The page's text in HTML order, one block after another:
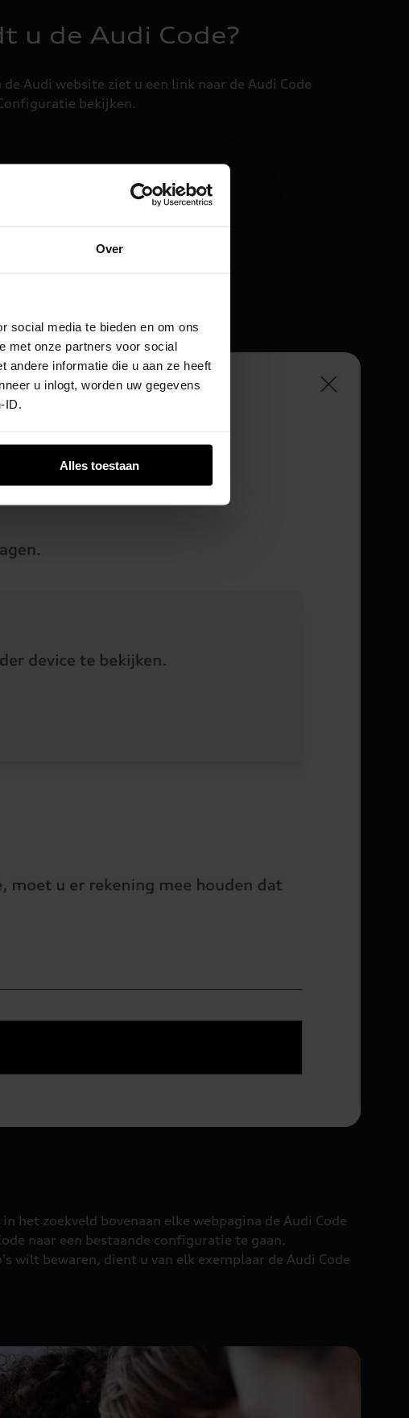
Over
social media te bieden en om ons
met onze partners voor social
andere informatie die u aan ze heeft
u inlogt, worden uw gegevens
ID.
Alles toestaan
u de Audi Code?
Audi website ziet u een link naar de Audi Code
bekijken.
het zoekveld bovenaan elke webpagina de Audi Code
naar een bestaande configuratie te gaan.
wilt bewaren, dient u van elk exemplaar de Audi Code